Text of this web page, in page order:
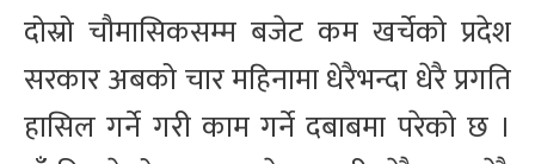
दोस्रो चौमासिकसम्म बजेट कम खर्चेको प्रदेश
सरकार अबको चार महिनामा धेरैभन्दा धेरै प्रगति
हासिल गर्ने गरी काम गर्ने दबाबमा परेको छ ।